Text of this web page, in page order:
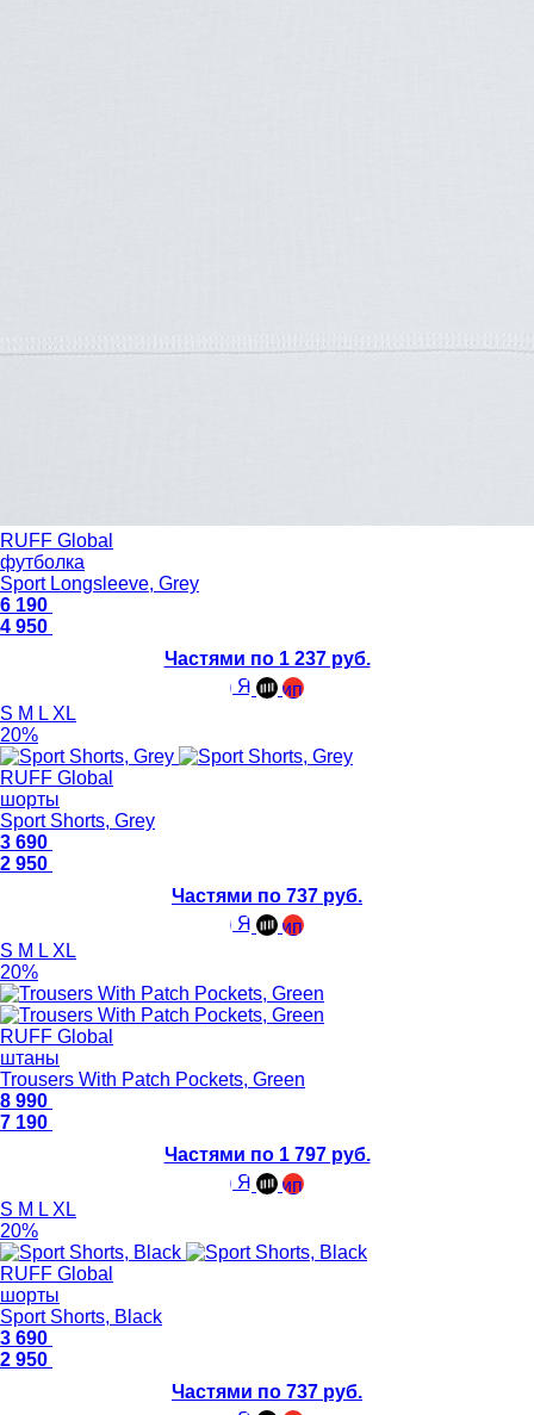
RUFF Global
футболка
Sport Longsleeve, Grey
6 190
4 950
Частями по 1 237 руб.
S M L XL
20%
RUFF Global
шорты
Sport Shorts, Grey
3 690
2 950
Частями по 737 руб.
S M L XL
20%
RUFF Global
штаны
Trousers With Patch Pockets, Green
8 990
7 190
Частями по 1 797 руб.
S M L XL
20%
RUFF Global
шорты
Sport Shorts, Black
3 690
2 950
Частями по 737 руб.